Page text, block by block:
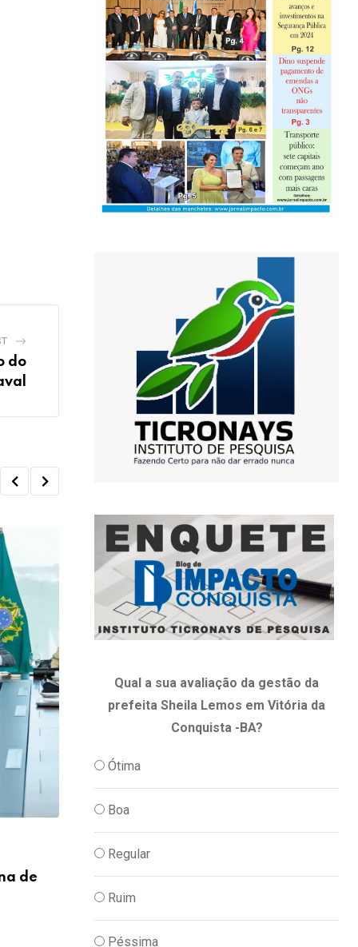
do
de
ECONOMIA,UNCATEGORIZED
“Roubo descarado”: diretor do New
ataca
01/06/2026
Qual a sua avaliação da gestão da
prefeita Sheila Lemos em Vitória da
Conquista -BA?
Ótima
Boa
Regular
Ruim
Péssima